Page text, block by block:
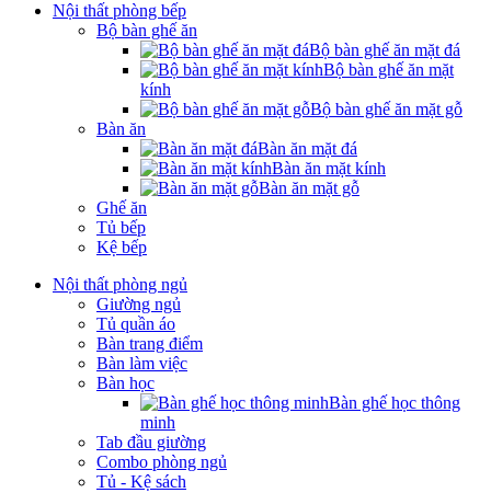
Nội thất phòng bếp
Bộ bàn ghế ăn
Bộ bàn ghế ăn mặt đá
Bộ bàn ghế ăn mặt
kính
Bộ bàn ghế ăn mặt gỗ
Bàn ăn
Bàn ăn mặt đá
Bàn ăn mặt kính
Bàn ăn mặt gỗ
Ghế ăn
Tủ bếp
Kệ bếp
Nội thất phòng ngủ
Giường ngủ
Tủ quần áo
Bàn trang điểm
Bàn làm việc
Bàn học
Bàn ghế học thông
minh
Tab đầu giường
Combo phòng ngủ
Tủ - Kệ sách